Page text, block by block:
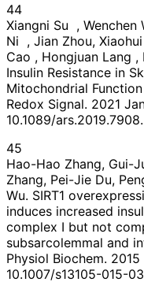
44
Xiangni Su , Wenchen
Ni , Jian Zhou,
Cao , Hongjuan Lang
Insulin Resistance in
Mitochondrial
Redox Signal. 2021
10.1089/
45
Hao-Hao Zhang, Gui-
Zhang, Pei-Jie Du,
Wu. SIRT1
induces increased
complex I but not
subsarcolemmal and
Physiol Biochem.
10.1007/s13105-015-